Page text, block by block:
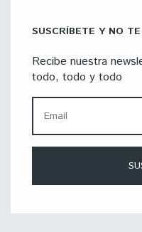
SUSCRÍBETE Y NO
Recibe nuestra
todo, todo y todo